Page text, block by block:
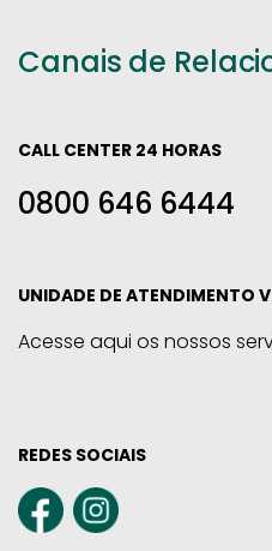
Canais de
CALL CENTER 24 HORAS
0800 646 6444
UNIDADE DE ATENDIMENTO
Acesse aqui os nossos
REDES SOCIAIS